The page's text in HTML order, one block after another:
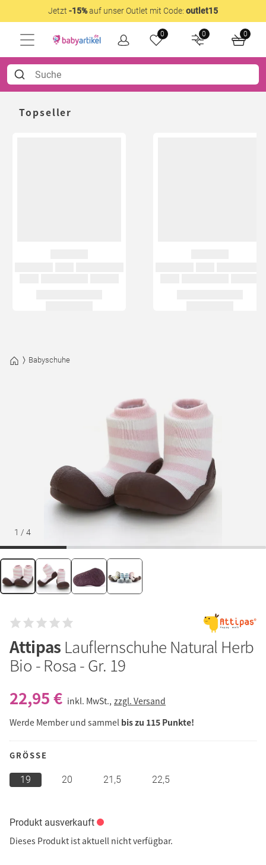
Jetzt -15%auf unser Outlet mit Code: outlet15
0 0 0
Topseller
Babyschuhe
1 / 4
Attipas Lauflernschuhe Natural Herb
Bio - Rosa - Gr. 19
22,95 € inkl. MwSt., zzgl. Versand
Werde Member und sammel bis zu 115 Punkte!
GRÖSSE
19 20 21,5 22,5
Produkt ausverkauft
Dieses Produkt ist aktuell nicht verfügbar.